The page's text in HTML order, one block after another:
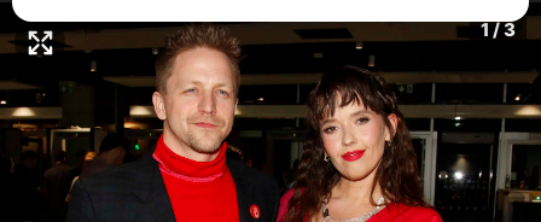
1 / 3